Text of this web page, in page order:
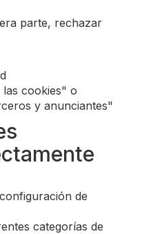
parte, rechazar
cookies" o
y anunciantes"
de
categorías de